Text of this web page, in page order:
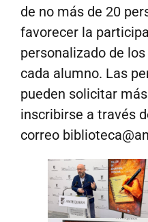
de no más de 20
favorecer la
personalizado de
cada alumno. Las
pueden solicitar
inscribirse a través
correo